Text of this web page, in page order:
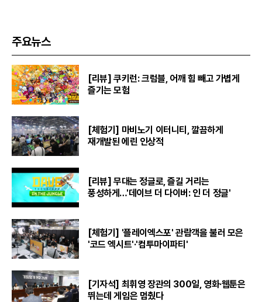
주요뉴스
[리뷰] 쿠키런: 크럼블, 어깨 힘 빼고 가볍게
즐기는 모험
[체험기] 마비노기 이터니티, 깔끔하게
재개발된 에린 인상적
[리뷰] 무대는 정글로, 즐길 거리는
풍성하게…'데이브 더 다이버: 인 더 정글'
[체험기] '플레이엑스포' 관람객을 불러 모은
'코드 엑시트'·'컴투마이파티'
[기자석] 최휘영 장관의 300일, 영화·웹툰은
뛰는데 게임은 멈췄다